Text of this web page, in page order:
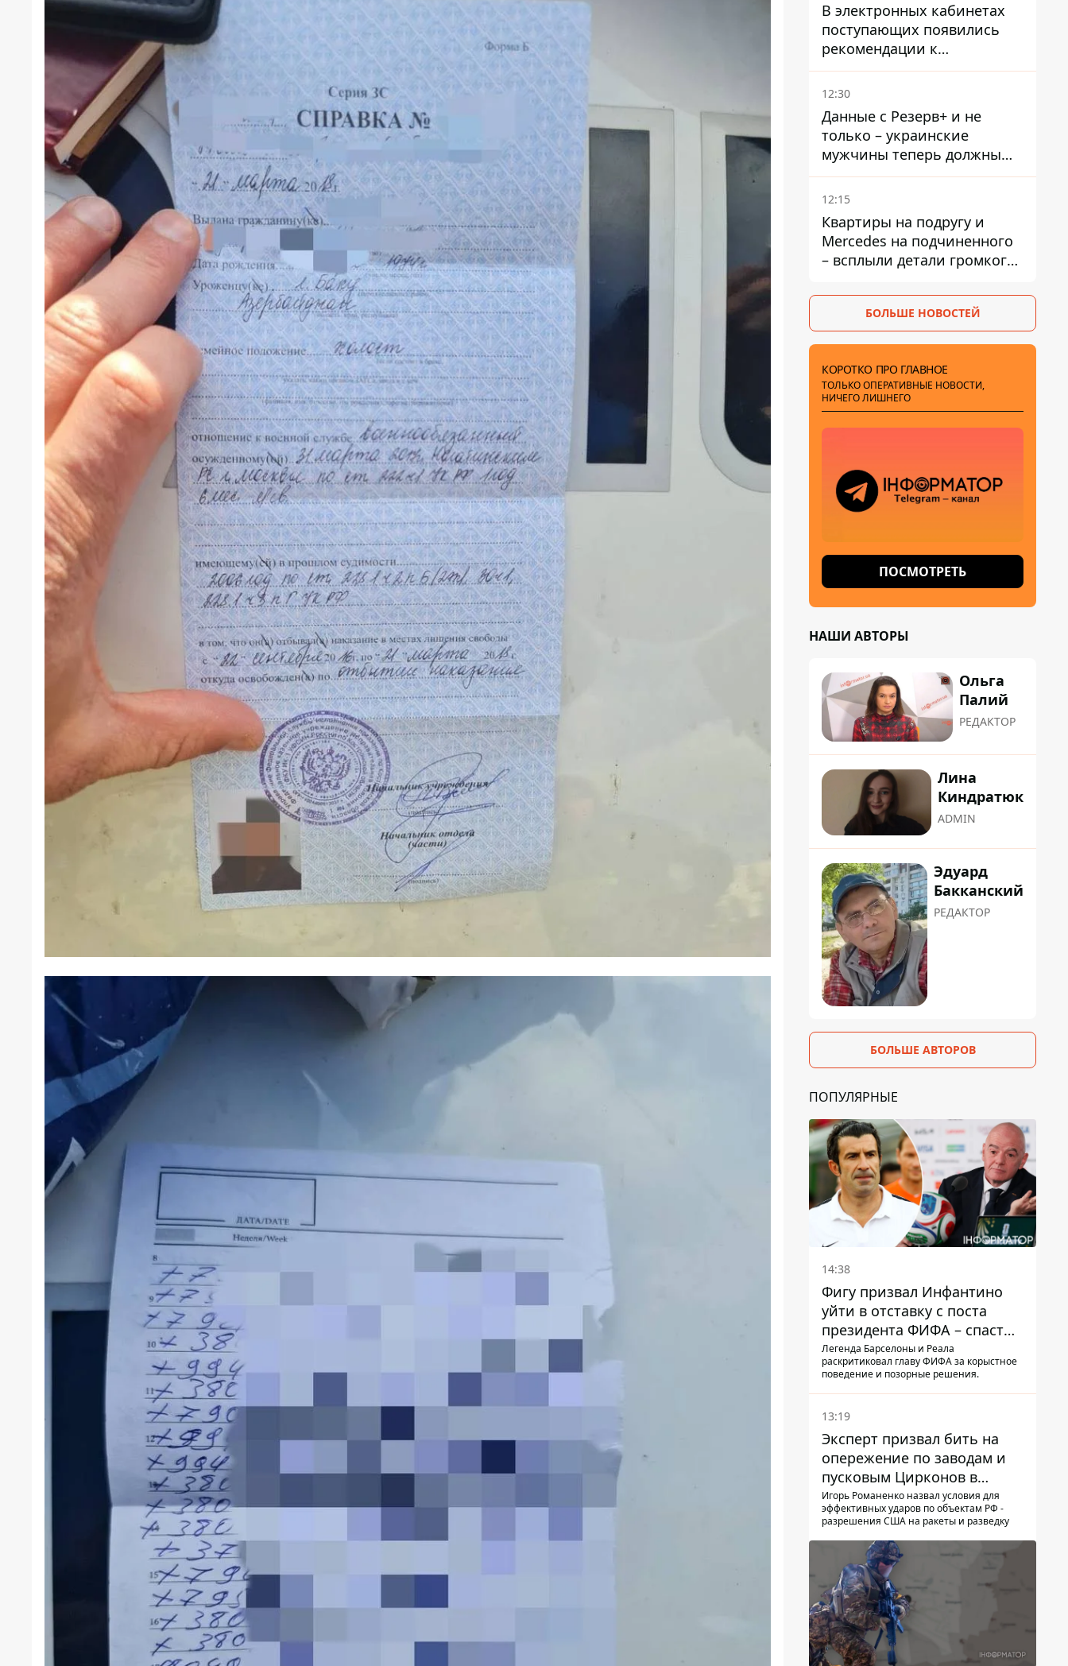
В электронных кабинетах
поступающих появились
рекомендации к
зачислению на бакалавриат
и в магистратуру – что
12:30
Данные с Резерв+ и не
только – украинские
мужчины теперь должны
доказать непригодность к
службе, чтобы получить
12:15
Квартиры на подругу и
Mercedes на подчиненного
– всплыли детали громкого
Стефанишиной
БОЛЬШЕ НОВОСТЕЙ
КОРОТКО ПРО ГЛАВНОЕ
ТОЛЬКО ОПЕРАТИВНЫЕ НОВОСТИ,
НИЧЕГО ЛИШНЕГО
ПОСМОТРЕТЬ
НАШИ АВТОРЫ
Ольга
Палий
РЕДАКТОР
Лина
Киндратюк
ADMIN
Эдуард
Бакканский
РЕДАКТОР
БОЛЬШЕ АВТОРОВ
ПОПУЛЯРНЫЕ
14:38
Фигу призвал Инфантино
уйти в отставку с поста
президента ФИФА – спасти
футбол еще не поздно
Легенда Барселоны и Реала
раскритиковал главу ФИФА за корыстное
поведение и позорные решения.
13:19
Эксперт призвал бить на
опережение по заводам и
пусковым Цирконов в
России
Игорь Романенко назвал условия для
эффективных ударов по объектам РФ -
разрешения США на ракеты и разведку